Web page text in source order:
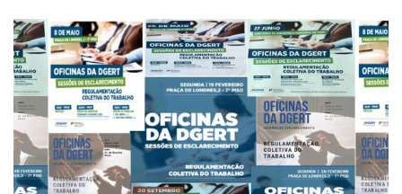
Dando sequência ao plano de atividades da DGERT
para 2017, venho por este meio informar da realização
de mais uma sessão das "Oficinas da DGERT", a qual
terá lugar no dia 20 de setembro, entre as 14h30 e as
18hh, nas instalações da DGERT no Porto (Avenida da
Boavista, nº1311, 4º)